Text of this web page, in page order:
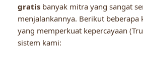
gratis banyak mitra yang sangat
menjalankannya. Berikut beberapa
yang memperkuat kepercayaan
sistem kami: